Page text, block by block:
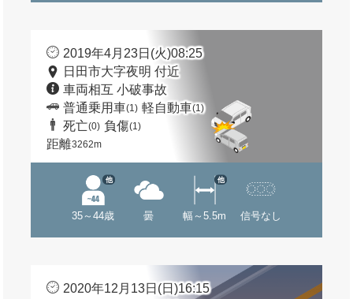
2019年4月23日(火)08:25
日田市大字夜明 付近
車両相互 小破事故
普通乗用車(1) 軽自動車(1)
死亡(0) 負傷(1)
距離3262m
35～44歳
他
曇 幅～5.5m
他
信号なし
2020年12月13日(日)16:15